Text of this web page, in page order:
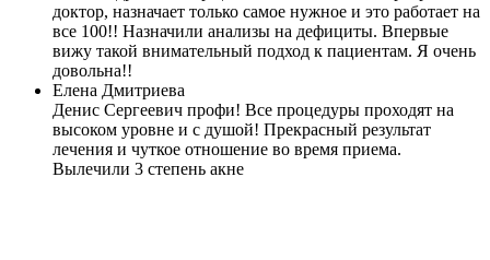
доктор, назначает только самое нужное и это работает на
все 100!! Назначили анализы на дефициты. Впервые
вижу такой внимательный подход к пациентам. Я очень
довольна!!
Елена Дмитриева
Денис Сергеевич профи! Все процедуры проходят на
высоком уровне и с душой! Прекрасный результат
лечения и чуткое отношение во время приема.
Вылечили 3 степень акне